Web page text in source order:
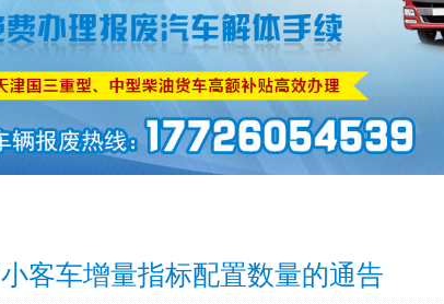
客车增量指标配置数量的通告